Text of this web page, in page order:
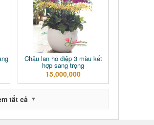
Chậu lan hồ điệp 3 màu kết
hợp sang trọng
15,000,000
tất cả